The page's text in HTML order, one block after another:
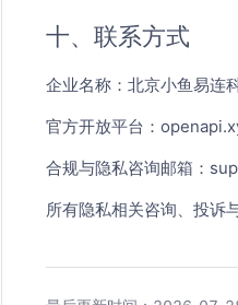
十、联系方式
企业名称：北京小鱼易连
官方开放平台：
合规与隐私咨询邮箱：
所有隐私相关咨询、投诉